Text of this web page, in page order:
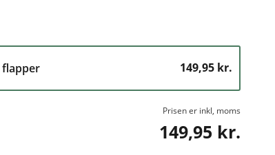
149,95 kr.
Prisen er inkl, moms
149,95 kr.